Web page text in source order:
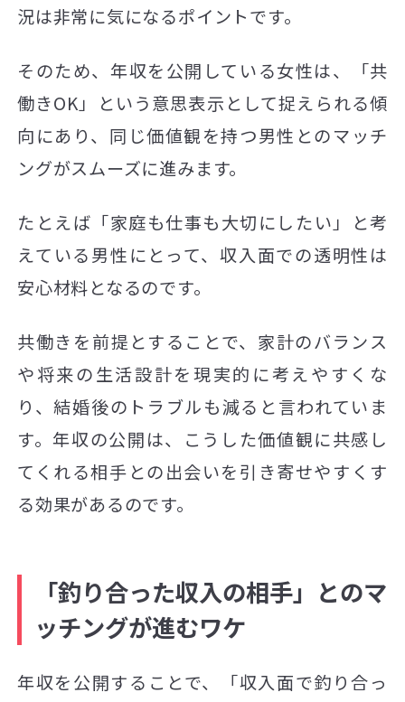
況は非常に気になるポイントです。
そのため、年収を公開している女性は、「共
働きOK」という意思表示として捉えられる傾
向にあり、同じ価値観を持つ男性とのマッチ
ングがスムーズに進みます。
たとえば「家庭も仕事も大切にしたい」と考
えている男性にとって、収入面での透明性は
安心材料となるのです。
共働きを前提とすることで、家計のバランス
や将来の生活設計を現実的に考えやすくな
り、結婚後のトラブルも減ると言われていま
す。年収の公開は、こうした価値観に共感し
てくれる相手との出会いを引き寄せやすくす
る効果があるのです。
「釣り合った収入の相手」とのマ
ッチングが進むワケ
年収を公開することで、「収入面で釣り合っ